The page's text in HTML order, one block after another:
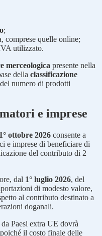
;
comprese quelle online;
utilizzato.
merceologica presente nella
della classificazione
numero di prodotti
e imprese
1° ottobre 2026 consente a
e imprese di beneficiare di
del contributo di 2
dal 1° luglio 2026, del
di modesto valore,
al contributo destinato a
doganali.
Paesi extra UE dovrà
il costo finale delle